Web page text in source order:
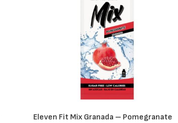
Eleven Fit Mix Granada – Pomegranate